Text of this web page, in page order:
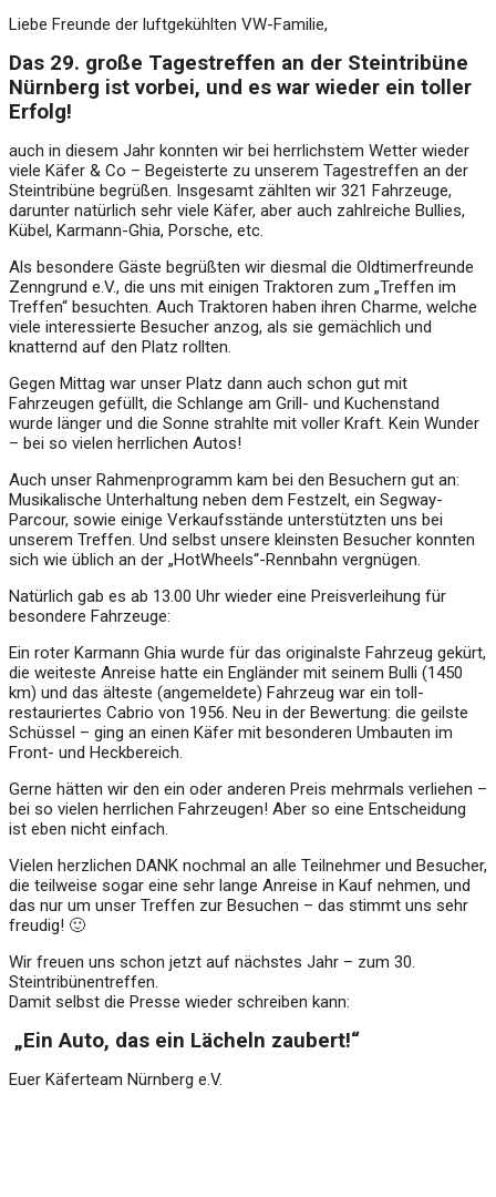
Liebe Freunde der luftgekühlten VW-Familie,
Das 29. große Tagestreffen an der Steintribüne
Nürnberg ist vorbei, und es war wieder ein toller
Erfolg!
auch in diesem Jahr konnten wir bei herrlichstem Wetter wieder
viele Käfer & Co – Begeisterte zu unserem Tagestreffen an der
Steintribüne begrüßen. Insgesamt zählten wir 321 Fahrzeuge,
darunter natürlich sehr viele Käfer, aber auch zahlreiche Bullies,
Kübel, Karmann-Ghia, Porsche, etc.
Als besondere Gäste begrüßten wir diesmal die Oldtimerfreunde
Zenngrund e.V., die uns mit einigen Traktoren zum „Treffen im
Treffen“ besuchten. Auch Traktoren haben ihren Charme, welche
viele interessierte Besucher anzog, als sie gemächlich und
knatternd auf den Platz rollten.
Gegen Mittag war unser Platz dann auch schon gut mit
Fahrzeugen gefüllt, die Schlange am Grill- und Kuchenstand
wurde länger und die Sonne strahlte mit voller Kraft. Kein Wunder
– bei so vielen herrlichen Autos!
Auch unser Rahmenprogramm kam bei den Besuchern gut an:
Musikalische Unterhaltung neben dem Festzelt, ein Segway-
Parcour, sowie einige Verkaufsstände unterstützten uns bei
unserem Treffen. Und selbst unsere kleinsten Besucher konnten
sich wie üblich an der „HotWheels“-Rennbahn vergnügen.
Natürlich gab es ab 13.00 Uhr wieder eine Preisverleihung für
besondere Fahrzeuge:
Ein roter Karmann Ghia wurde für das originalste Fahrzeug gekürt,
die weiteste Anreise hatte ein Engländer mit seinem Bulli (1450
km) und das älteste (angemeldete) Fahrzeug war ein toll-
restauriertes Cabrio von 1956. Neu in der Bewertung: die geilste
Schüssel – ging an einen Käfer mit besonderen Umbauten im
Front- und Heckbereich.
Gerne hätten wir den ein oder anderen Preis mehrmals verliehen –
bei so vielen herrlichen Fahrzeugen! Aber so eine Entscheidung
ist eben nicht einfach.
Vielen herzlichen DANK nochmal an alle Teilnehmer und Besucher,
die teilweise sogar eine sehr lange Anreise in Kauf nehmen, und
das nur um unser Treffen zur Besuchen – das stimmt uns sehr
freudig! 🙂
Wir freuen uns schon jetzt auf nächstes Jahr – zum 30.
Steintribünentreffen.
Damit selbst die Presse wieder schreiben kann:
„Ein Auto, das ein Lächeln zaubert!“
Euer Käferteam Nürnberg e.V.